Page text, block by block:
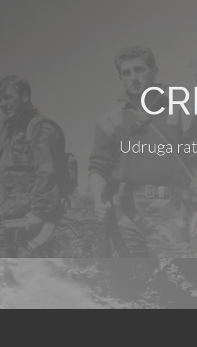
Udruga